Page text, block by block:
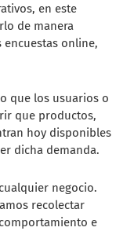
en este
de manera
encuestas online,
que los usuarios o
que productos,
hoy disponibles
dicha demanda.
negocio.
recolectar
e